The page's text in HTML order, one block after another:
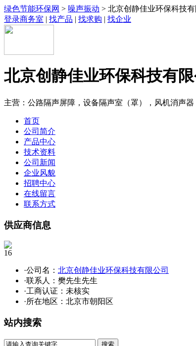
绿色节能环保网 > 噪声振动 > 北京创静佳业环保科技有
登录商务室 | 找产品 | 找求购 | 找企业
北京创静佳业环保科技有限
主营：公路隔声屏障，设备隔声室（罩），风机消声
首页
公司简介
产品中心
技术资料
公司新闻
企业风貌
招聘中心
在线留言
联系方式
供应商信息
16
·公司名： 北京创静佳业环保科技有限公司
·联系人：樊先生先生
·工商认证： 未核实
·所在地区：北京市朝阳区
站内搜索